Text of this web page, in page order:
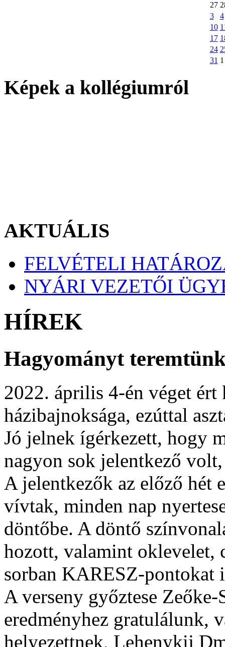
27
3
4
10
17
24
31 1
Képek a kollégiumról
AKTUÁLIS
FELVÉTELI
NYÁRI VEZETŐI
HÍREK
Hagyományt
2022. április 4-én véget
házibajnoksága, ezúttal
Jó jelnek ígérkezett, hogy
nagyon sok jelentkező
A jelentkezők az előző hét
vívtak, minden nap
döntőbe. A döntő
hozott, valamint oklevelet,
sorban KARESZ-pontokat
A verseny győztese
eredményhez gratulálunk,
helyezettnek, Lehenykij